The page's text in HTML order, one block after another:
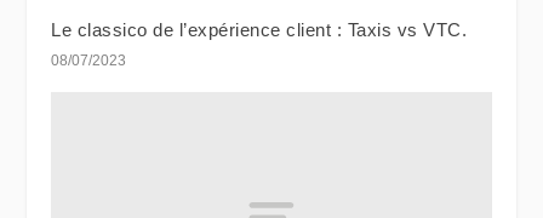
Le classico de l’expérience client : Taxis vs VTC.
08/07/2023